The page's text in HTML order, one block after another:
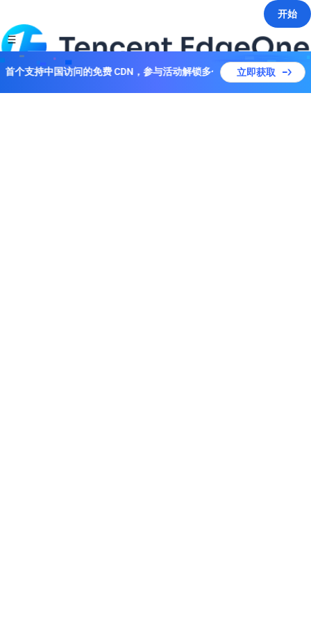
开始
个支持中国访问的免费 CDN，参与活动解锁多个套餐！立即获取